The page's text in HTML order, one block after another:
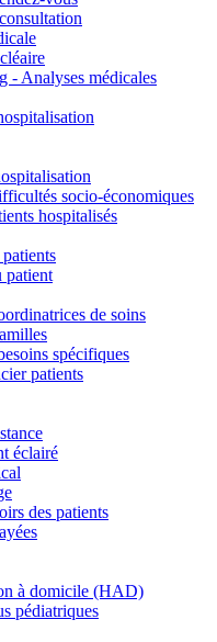
- Analyses médicales
socio-économiques
hospitalisés
patient
de soins
spécifiques
patients
éclairé
des patients
à domicile (HAD)
pédiatriques